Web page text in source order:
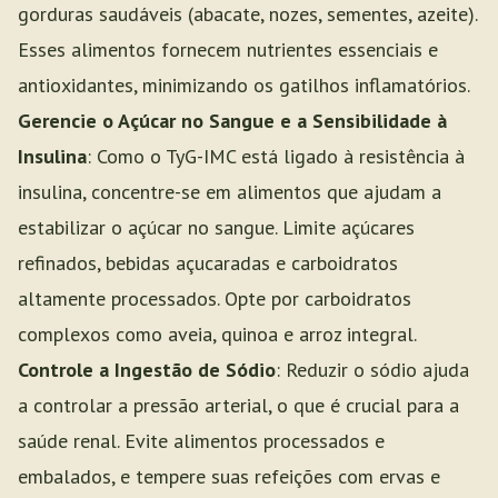
gorduras saudáveis (abacate, nozes, sementes, azeite).
Esses alimentos fornecem nutrientes essenciais e
antioxidantes, minimizando os gatilhos inflamatórios.
Gerencie o Açúcar no Sangue e a Sensibilidade à
Insulina: Como o TyG-IMC está ligado à resistência à
insulina, concentre-se em alimentos que ajudam a
estabilizar o açúcar no sangue. Limite açúcares
refinados, bebidas açucaradas e carboidratos
altamente processados. Opte por carboidratos
complexos como aveia, quinoa e arroz integral.
Controle a Ingestão de Sódio: Reduzir o sódio ajuda
a controlar a pressão arterial, o que é crucial para a
saúde renal. Evite alimentos processados e
embalados, e tempere suas refeições com ervas e